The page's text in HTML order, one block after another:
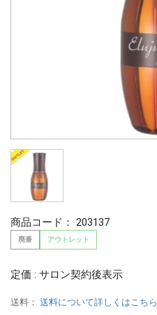
商品コード： 203137
廃番 アウトレット
定価 : サロン契約後表示
送料： 送料について詳しくはこちら